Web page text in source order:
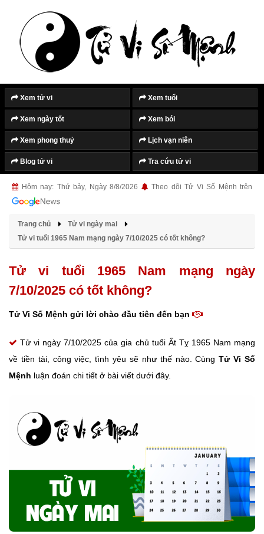
Xem tử vi Xem tuổi
Xem ngày tốt Xem bói
Xem phong thuỷ Lịch vạn niên
Blog tử vi Tra cứu tử vi
Hôm nay: Thứ bảy, Ngày 8/8/2026 Theo dõi Tử Vi Số Mệnh trên
Trang chủ
Tử vi ngày mai
Tử vi tuổi 1965 Nam mạng ngày 7/10/2025 có tốt không?
Tử vi tuổi 1965 Nam mạng ngày
7/10/2025 có tốt không?
Tử Vi Số Mệnh gửi lời chào đầu tiên đến bạn
Tử vi ngày 7/10/2025 của gia chủ tuổi Ất Tỵ 1965 Nam mạng
về tiền tài, công việc, tình yêu sẽ như thế nào. CùngTử Vi Số
Mệnh luận đoán chi tiết ở bài viết dưới đây.